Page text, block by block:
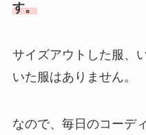
す。
サイズアウトした服、
いた服はありません。
なので、毎日のコーデ